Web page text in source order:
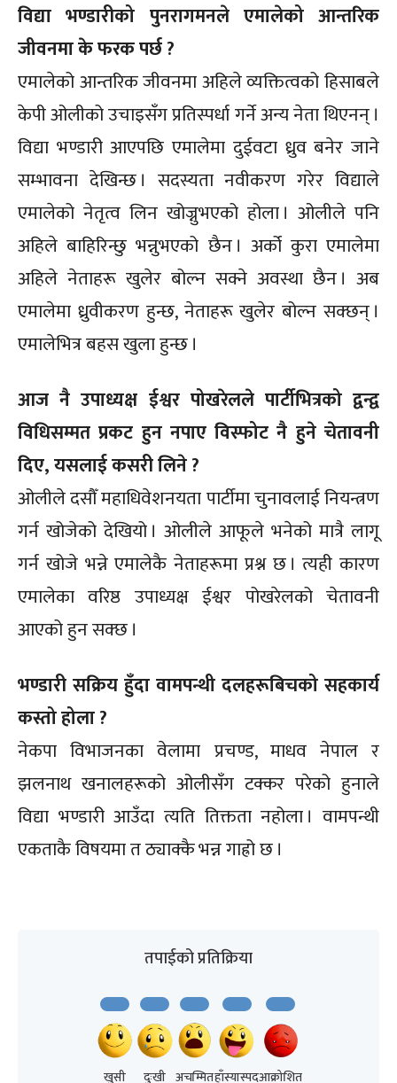
विद्या भण्डारीको पुनरागमनले एमालेको आन्तरिक
जीवनमा के फरक पर्छ ?
एमालेको आन्तरिक जीवनमा अहिले व्यक्तित्वको हिसाबले
केपी ओलीको उचाइसँग प्रतिस्पर्धा गर्ने अन्य नेता थिएनन् ।
विद्या भण्डारी आएपछि एमालेमा दुईवटा ध्रुव बनेर जाने
सम्भावना देखिन्छ । सदस्यता नवीकरण गरेर विद्याले
एमालेको नेतृत्व लिन खोज्नुभएको होला । ओलीले पनि
अहिले बाहिरिन्छु भन्नुभएको छैन । अर्को कुरा एमालेमा
अहिले नेताहरू खुलेर बोल्न सक्ने अवस्था छैन । अब
एमालेमा ध्रुवीकरण हुन्छ, नेताहरू खुलेर बोल्न सक्छन् ।
एमालेभित्र बहस खुला हुन्छ ।
आज नै उपाध्यक्ष ईश्वर पोखरेलले पार्टीभित्रको द्वन्द्व
विधिसम्मत प्रकट हुन नपाए विस्फोट नै हुने चेतावनी
दिए, यसलाई कसरी लिने ?
ओलीले दसौँ महाधिवेशनयता पार्टीमा चुनावलाई नियन्त्रण
गर्न खोजेको देखियो । ओलीले आफूले भनेको मात्रै लागू
गर्न खोजे भन्ने एमालेकै नेताहरूमा प्रश्न छ । त्यही कारण
एमालेका वरिष्ठ उपाध्यक्ष ईश्वर पोखरेलको चेतावनी
आएको हुन सक्छ ।
भण्डारी सक्रिय हुँदा वामपन्थी दलहरूबिचको सहकार्य
कस्तो होला ?
नेकपा विभाजनका वेलामा प्रचण्ड, माधव नेपाल र
झलनाथ खनालहरूको ओलीसँग टक्कर परेको हुनाले
विद्या भण्डारी आउँदा त्यति तिक्तता नहोला । वामपन्थी
एकताकै विषयमा त ठ्याक्कै भन्न गाह्रो छ ।
तपाईको प्रतिक्रिया
खुसी दुःखी अचम्मितहाँस्यास्पदआक्रोशित